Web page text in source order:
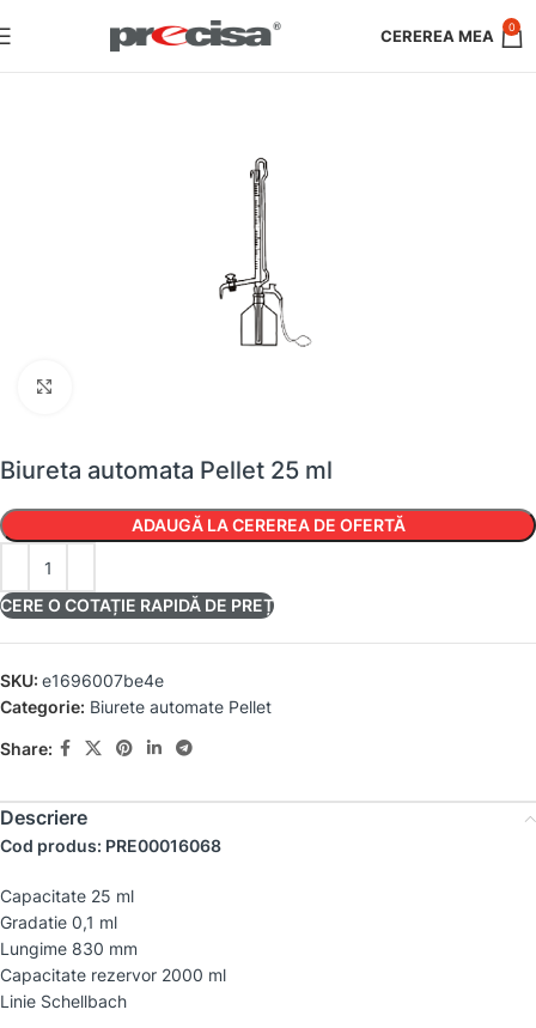
0
Biureta automata Pellet 25 ml
ADAUGĂ LA CEREREA DE OFERTĂ
CERE O COTAȚIE RAPIDĂ DE PREȚ
SKU: e1696007be4e
Categorie: Biurete automate Pellet
Share:
Descriere
Cod produs: PRE00016068
Capacitate 25 ml
Gradatie 0,1 ml
Lungime 830 mm
Capacitate rezervor 2000 ml
Linie Schellbach